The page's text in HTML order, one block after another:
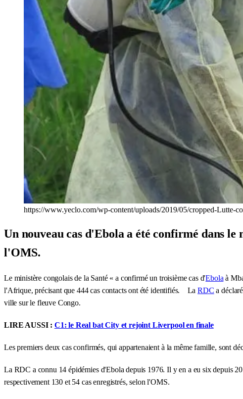
https://www.yeclo.com/wp-content/uploads/2019/05/cropped-Lutte-
Un nouveau cas d'Ebola a été confirmé dans
l'OMS.
Le ministère congolais de la Santé « a confirmé un troisième cas d'Ebola à
l'Afrique, précisant que 444 cas contacts ont été identifiés. LaRDC a
ville sur le fleuve Congo.
LIRE AUSSI : C1: le Real bat City et rejoint Liverpool en finale
Les premiers deux cas confirmés, qui appartenaient à la même famille, sont
La RDC a connu 14 épidémies d'Ebola depuis 1976. Il y en a eu six depuis
respectivement 130 et 54 cas enregistrés, selon l'OMS.